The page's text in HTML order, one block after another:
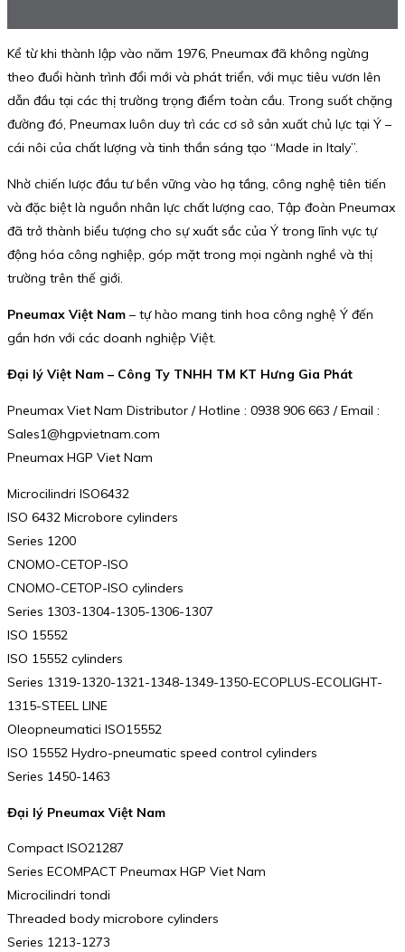
Kể từ khi thành lập vào năm 1976, Pneumax đã không ngừng
theo đuổi hành trình đổi mới và phát triển, với mục tiêu vươn lên
dẫn đầu tại các thị trường trọng điểm toàn cầu. Trong suốt chặng
đường đó, Pneumax luôn duy trì các cơ sở sản xuất chủ lực tại Ý –
cái nôi của chất lượng và tinh thần sáng tạo “Made in Italy”.
Nhờ chiến lược đầu tư bền vững vào hạ tầng, công nghệ tiên tiến
và đặc biệt là nguồn nhân lực chất lượng cao, Tập đoàn Pneumax
đã trở thành biểu tượng cho sự xuất sắc của Ý trong lĩnh vực tự
động hóa công nghiệp, góp mặt trong mọi ngành nghề và thị
trường trên thế giới.
Pneumax Việt Nam – tự hào mang tinh hoa công nghệ Ý đến
gần hơn với các doanh nghiệp Việt.
Đại lý Việt Nam – Công Ty TNHH TM KT Hưng Gia Phát
Pneumax Viet Nam Distributor / Hotline : 0938 906 663 / Email :
Sales1@hgpvietnam.com
Pneumax HGP Viet Nam
Microcilindri ISO6432
ISO 6432 Microbore cylinders
Series 1200
CNOMO-CETOP-ISO
CNOMO-CETOP-ISO cylinders
Series 1303-1304-1305-1306-1307
ISO 15552
ISO 15552 cylinders
Series 1319-1320-1321-1348-1349-1350-ECOPLUS-ECOLIGHT-
1315-STEEL LINE
Oleopneumatici ISO15552
ISO 15552 Hydro-pneumatic speed control cylinders
Series 1450-1463
Đại lý Pneumax Việt Nam
Compact ISO21287
Series ECOMPACT Pneumax HGP Viet Nam
Microcilindri tondi
Threaded body microbore cylinders
Series 1213-1273